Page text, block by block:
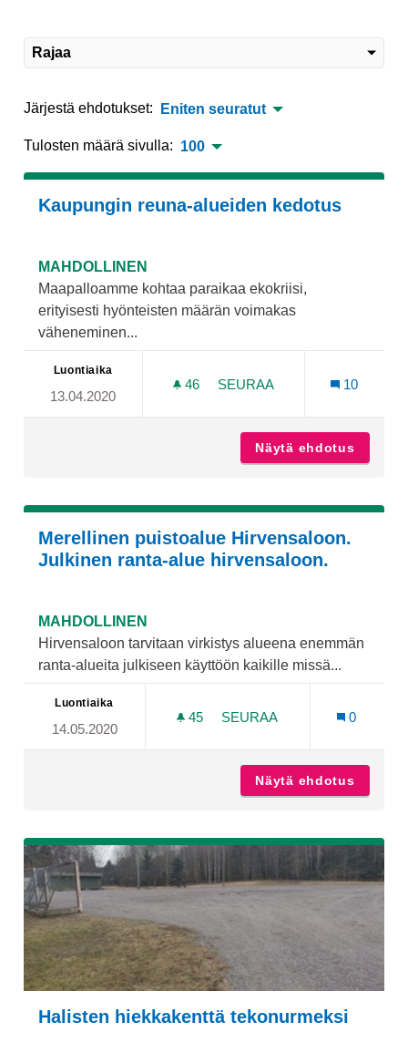
Rajaa
Järjestä ehdotukset: Eniten seuratut
Tulosten määrä sivulla: 100
Kaupungin reuna-alueiden kedotus
MAHDOLLINEN
Maapalloamme kohtaa paraikaa ekokriisi,
erityisesti hyönteisten määrän voimakas
väheneminen...
Luontiaika
13.04.2020
46 46 SEURAAJAA
SEURAA
10
Näytä ehdotus
Merellinen puistoalue Hirvensaloon.
Julkinen ranta-alue hirvensaloon.
MAHDOLLINEN
Hirvensaloon tarvitaan virkistys alueena enemmän
ranta-alueita julkiseen käyttöön kaikille missä...
Luontiaika
14.05.2020
45 45 SEURAAJAA
SEURAA
0
Näytä ehdotus
Halisten hiekkakenttä tekonurmeksi